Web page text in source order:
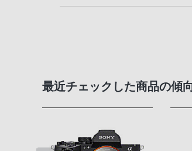
最近チェックした商品の傾